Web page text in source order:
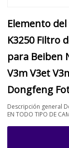
Elemento
K3250 Filtro
para Beiben
V3m V3et
Dongfeng
Descripción general
EN TODO TIPO DE